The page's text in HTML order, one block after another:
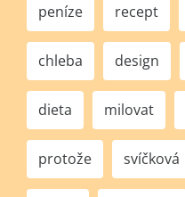
peníze recept
chleba design
dieta milovat
protože svíčková